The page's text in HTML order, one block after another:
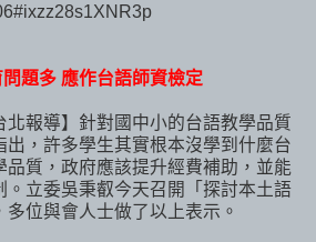
題多 應作台語師資檢定
北報導】針對國中小的台語教學品質
出，許多學生其實根本沒學到什麼台
品質，政府應該提升經費補助，並能
。立委吳秉叡今天召開「探討本土語
位與會人士做了以上表示。